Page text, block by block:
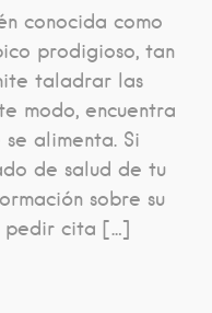
conocida como
prodigioso, tan
taladrar las
modo, encuentra
alimenta. Si
de salud de tu
sobre su
pedir cita […]